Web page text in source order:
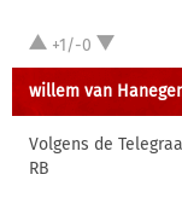
+1/-0
willem van
Volgens de
RB